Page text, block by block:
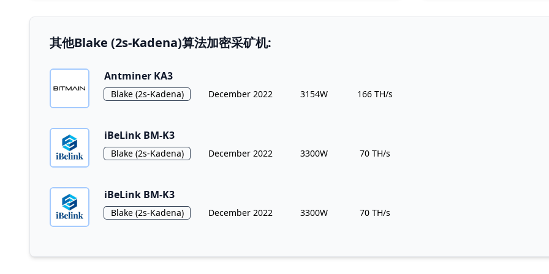
其他Blake (2s-Kadena)算法加密采矿机:
Antminer KA3
Algorithm
Blake (2s-Kadena) Release Date
December 2022 Power Usage
3154W Hashrate
166 TH/s
iBeLink BM-K3
Algorithm
Blake (2s-Kadena) Release Date
December 2022 Power Usage
3300W Hashrate
70 TH/s
iBeLink BM-K3
Algorithm
Blake (2s-Kadena) Release Date
December 2022 Power Usage
3300W Hashrate
70 TH/s